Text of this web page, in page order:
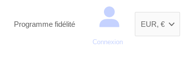
Programme fidélité
Connexion
Recherche